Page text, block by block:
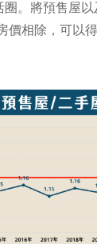
圈。將預售屋
價相除，可以